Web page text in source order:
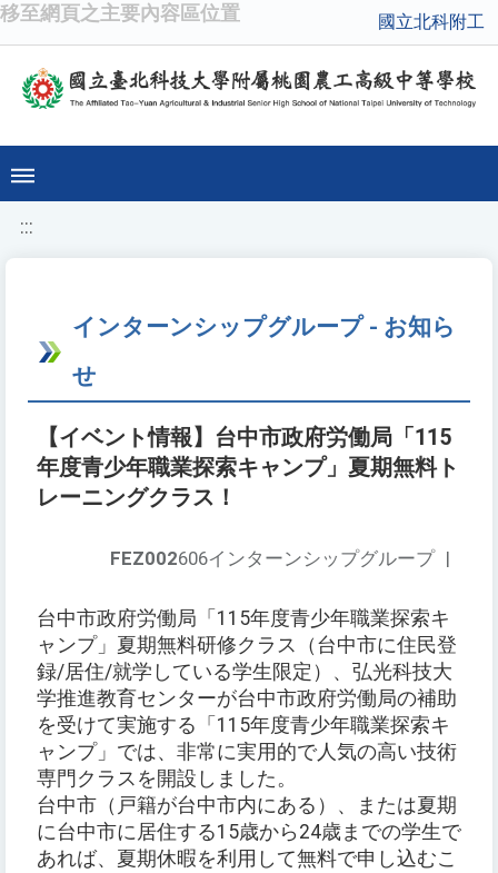
移至網頁之主要內容區位置 國立北科附工
:::
インターンシップグループ - お知ら
せ
【イベント情報】台中市政府労働局「115
年度青少年職業探索キャンプ」夏期無料ト
レーニングクラス！
FEZ002606インターンシップグループ |
台中市政府労働局「115年度青少年職業探索キ
ャンプ」夏期無料研修クラス（台中市に住民登
録/居住/就学している学生限定）、弘光科技大
学推進教育センターが台中市政府労働局の補助
を受けて実施する「115年度青少年職業探索キ
ャンプ」では、非常に実用的で人気の高い技術
専門クラスを開設しました。
台中市（戸籍が台中市内にある）、または夏期
に台中市に居住する15歳から24歳までの学生で
あれば、夏期休暇を利用して無料で申し込むこ